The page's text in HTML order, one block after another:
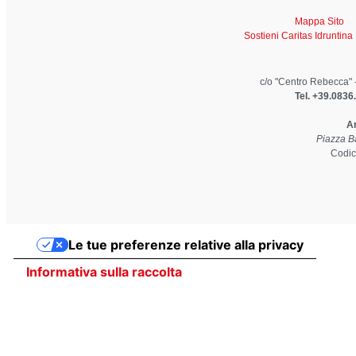
Mappa Sito
Sostieni Caritas Idruntina
c/o "Centro
Tel.
Piazza
Informativa sulla raccolta
Le tue preferenze relative alla privacy